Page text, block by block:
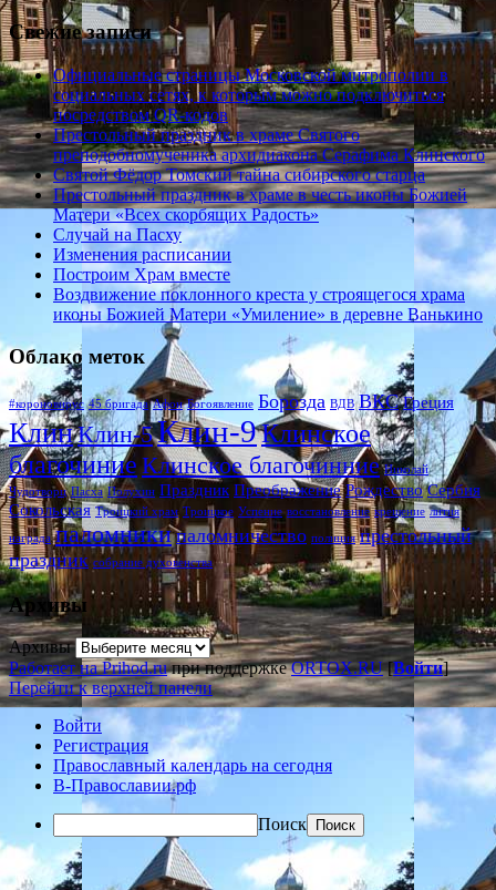
Свежие записи
Официальные страницы Московской митрополии в
социальных сетях, к которым можно подключиться
посредством QR-кодов
Престольный праздник в храме Святого
преподобномученика архидиакона Серафима Клинского
Святой Фёдор Томский тайна сибирского старца
Престольный праздник в храме в честь иконы Божией
Матери «Всех скорбящих Радость»
Случай на Пасху
Изменения расписании
Построим Храм вместе
Воздвижение поклонного креста у строящегося храма
иконы Божией Матери «Умиление» в деревне Ванькино
Облако меток
#короновирус 45 бригада Афон Богоявление Борозда ВДВ ВКС Греция
КлинКлин-5Клин-9Клинское
благочиние Клинское благочинние Николай
Чудотворц Пасха Полухин Праздник Преображение Рождество Сербия
Сокольская Троицкий храм Троицкое Успение восстановление крещение лития
награда паломники паломничество полиция престольный
праздник собрание духовенства
Архивы
Архивы
Работает на Prihod.ruпри поддержкеORTOX.RU[Войти]
Перейти к верхней панели
Войти
Регистрация
Православный календарь на сегодня
В-Православии.рф
Поиск